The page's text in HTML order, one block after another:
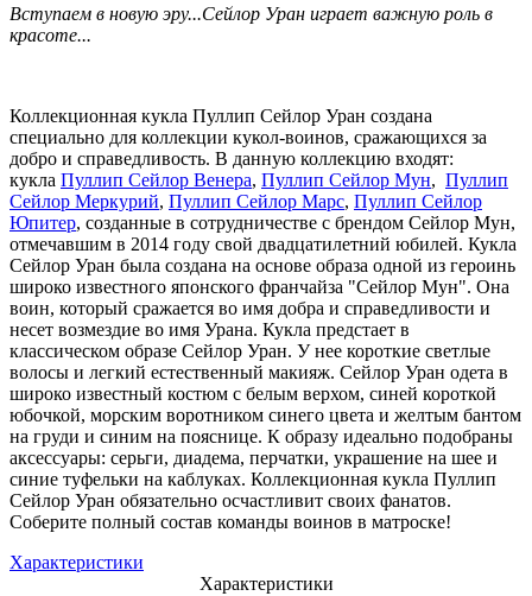
Вступаем в новую эру...Сейлор Уран играет важную роль в
красоте...
Коллекционная кукла Пуллип Сейлор Уран создана
специально для коллекции кукол-воинов, сражающихся за
добро и справедливость. В данную коллекцию входят:
кукла Пуллип Сейлор Венера, Пуллип Сейлор Мун, Пуллип
Сейлор Меркурий, Пуллип Сейлор Марс, Пуллип Сейлор
Юпитер, созданные в сотрудничестве с брендом Сейлор Мун,
отмечавшим в 2014 году свой двадцатилетний юбилей. Кукла
Сейлор Уран была создана на основе образа одной из героинь
широко известного японского франчайза "Сейлор Мун". Она
воин, который сражается во имя добра и справедливости и
несет возмездие во имя Урана. Кукла предстает в
классическом образе Сейлор Уран. У нее короткие светлые
волосы и легкий естественный макияж. Сейлор Уран одета в
широко известный костюм с белым верхом, синей короткой
юбочкой, морским воротником синего цвета и желтым бантом
на груди и синим на пояснице. К образу идеально подобраны
аксессуары: серьги, диадема, перчатки, украшение на шее и
синие туфельки на каблуках. Коллекционная кукла Пуллип
Сейлор Уран обязательно осчастливит своих фанатов.
Соберите полный состав команды воинов в матроске!
Характеристики
Характеристики